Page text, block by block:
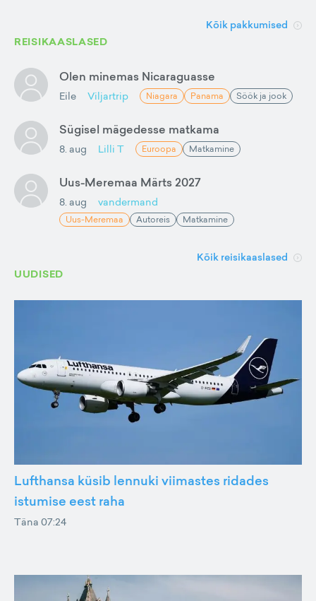
Kõik pakkumised
REISIKAASLASED
Olen minemas Nicaraguasse
Eile Viljartrip Niagara Panama Söök ja jook
Sügisel mägedesse matkama
8. aug Lilli T Euroopa Matkamine
Uus-Meremaa Märts 2027
8. aug vandermand
Uus-Meremaa Autoreis Matkamine
Kõik reisikaaslased
UUDISED
Lufthansa küsib lennuki viimastes ridades
istumise eest raha
Täna 07:24